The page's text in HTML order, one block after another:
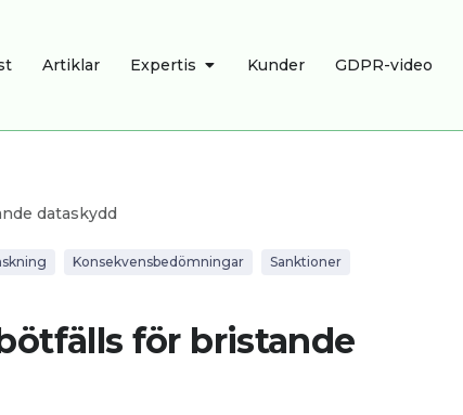
Artiklar Expertis ÖPPNA EXPERTIS
Kunder GDPR-video
dataskydd
Konsekvensbedömningar Sanktioner
för bristande